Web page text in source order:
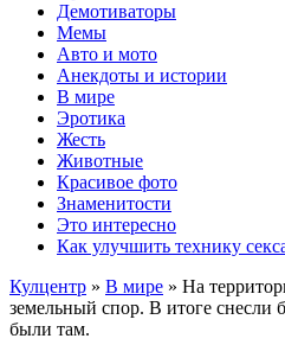
Демотиваторы
Мемы
Авто и мото
Анекдоты и истории
В мире
Эротика
Жесть
Животные
Красивое фото
Знаменитости
Это интересно
Как улучшить технику
Кулцентр » В мире » На
земельный спор. В итоге снесли
были там.